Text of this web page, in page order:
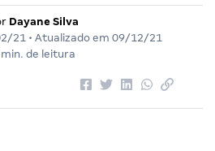
Dayane Silva
21 • Atualizado em 09/12/21
min. de leitura